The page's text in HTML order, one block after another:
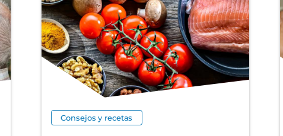
Consejos y recetas